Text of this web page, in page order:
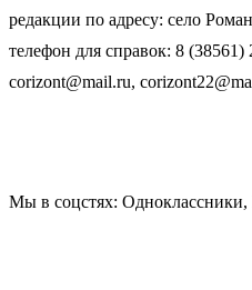
редакции по адресу: село
телефон для справок: 8 (38561)
corizont@mail.ru,
Мы в соцстях: